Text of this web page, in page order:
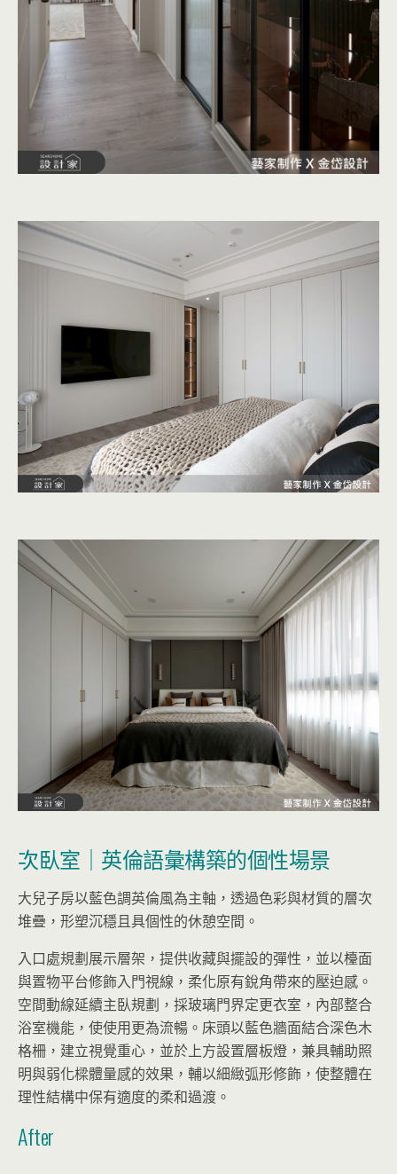
次臥室｜英倫語彙構築的個性場景
大兒子房以藍色調英倫風為主軸，透過色彩與材質的層次
堆疊，形塑沉穩且具個性的休憩空間。
入口處規劃展示層架，提供收藏與擺設的彈性，並以檯面
與置物平台修飾入門視線，柔化原有銳角帶來的壓迫感。
空間動線延續主臥規劃，採玻璃門界定更衣室，內部整合
浴室機能，使使用更為流暢。床頭以藍色牆面結合深色木
格柵，建立視覺重心，並於上方設置層板燈，兼具輔助照
明與弱化樑體量感的效果，輔以細緻弧形修飾，使整體在
理性結構中保有適度的柔和過渡。
After